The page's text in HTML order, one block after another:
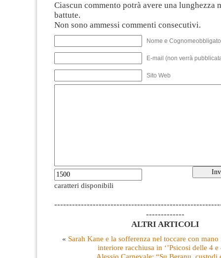
Ciascun commento potrà avere una lunghezza
battute.
Non sono ammessi commenti consecutivi.
Nome e
E-mail (non verrà
Sito Web
caratteri disponibili
-------------
ALTRI ARTICOLI
« Sarah Kane e la sofferenza nel toccare con
interiore racchiusa in ‘’Psicosi delle 4 e